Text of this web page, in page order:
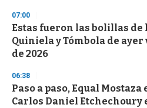
07:00
Estas fueron las bolillas de
Quiniela y Tómbola de
de 2026
06:38
Paso a paso, Equal
Carlos Daniel Etchechoury